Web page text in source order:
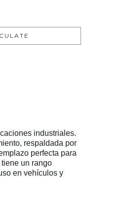
industriales.
respaldada por
perfecta para
un rango
en vehículos y